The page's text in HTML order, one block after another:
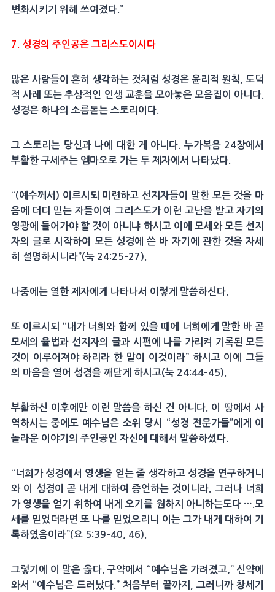
변화시키기 위해 쓰여졌다.”
7. 성경의 주인공은 그리스도이시다
많은 사람들이 흔히 생각하는 것처럼 성경은 윤리적 원칙, 도덕
적 사례 또는 추상적인 인생 교훈을 모아놓은 모음집이 아니다.
성경은 하나의 소름돋는 스토리이다.
그 스토리는 당신과 나에 대한 게 아니다. 누가복음 24장에서
부활한 구세주는 엠마오로 가는 두 제자에서 나타났다.
“(예수께서) 이르시되 미련하고 선지자들이 말한 모든 것을 마
음에 더디 믿는 자들이여 그리스도가 이런 고난을 받고 자기의
영광에 들어가야 할 것이 아니냐 하시고 이에 모세와 모든 선지
자의 글로 시작하여 모든 성경에 쓴 바 자기에 관한 것을 자세
히 설명하시니라”(눅 24:25–27).
나중에는 열한 제자에게 나타나서 이렇게 말씀하신다.
또 이르시되 “내가 너희와 함께 있을 때에 너희에게 말한 바 곧
모세의 율법과 선지자의 글과 시편에 나를 가리켜 기록된 모든
것이 이루어져야 하리라 한 말이 이것이라” 하시고 이에 그들
의 마음을 열어 성경을 깨닫게 하시고(눅 24:44–45).
부활하신 이후에만 이런 말씀을 하신 건 아니다. 이 땅에서 사
역하시는 중에도 예수님은 소위 당시 “성경 전문가들”에게 이
놀라운 이야기의 주인공인 자신에 대해서 말씀하셨다.
“너희가 성경에서 영생을 얻는 줄 생각하고 성경을 연구하거니
와 이 성경이 곧 내게 대하여 증언하는 것이니라. 그러나 너희
가 영생을 얻기 위하여 내게 오기를 원하지 아니하는도다 ….모
세를 믿었더라면 또 나를 믿었으리니 이는 그가 내게 대하여 기
록하였음이라”(요 5:39–40, 46).
그렇기에 이 말은 옳다. 구약에서 “예수님은 가려졌고,” 신약에
와서 “예수님은 드러났다.” 처음부터 끝까지, 그러니까 창세기